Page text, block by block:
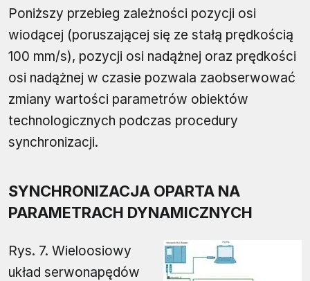
Poniższy przebieg zależności pozycji osi
wiodącej (poruszającej się ze stałą prędkością
100 mm/s), pozycji osi nadążnej oraz prędkości
osi nadążnej w czasie pozwala zaobserwować
zmiany wartości parametrów obiektów
technologicznych podczas procedury
synchronizacji.
SYNCHRONIZACJA OPARTA NA
PARAMETRACH DYNAMICZNYCH
Rys. 7. Wieloosiowy
układ serwonapędów